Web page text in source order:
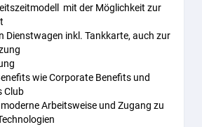
mit der Möglichkeit zur
Dienstwagen inkl. Tankkarte, auch zur
wie Corporate Benefits und
Club
Arbeitsweise und Zugang zu